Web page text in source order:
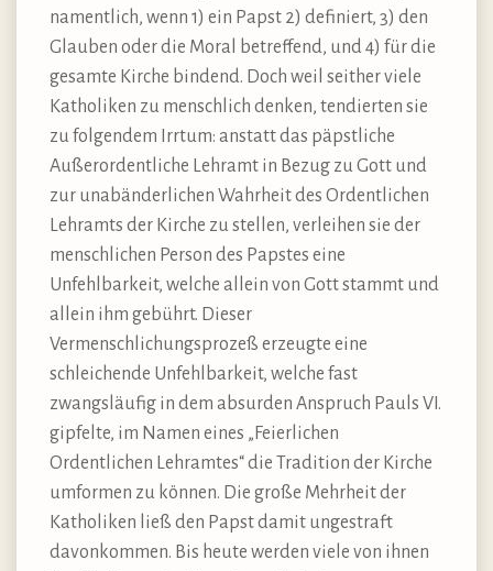
namentlich, wenn 1) ein Papst 2) definiert, 3) den
Glauben oder die Moral betreffend, und 4) für die
gesamte Kirche bindend. Doch weil seither viele
Katholiken zu menschlich denken, tendierten sie
zu folgendem Irrtum: anstatt das päpstliche
Außerordentliche Lehramt in Bezug zu Gott und
zur unabänderlichen Wahrheit des Ordentlichen
Lehramts der Kirche zu stellen, verleihen sie der
menschlichen Person des Papstes eine
Unfehlbarkeit, welche allein von Gott stammt und
allein ihm gebührt. Dieser
Vermenschlichungsprozeß erzeugte eine
schleichende Unfehlbarkeit, welche fast
zwangsläufig in dem absurden Anspruch Pauls VI.
gipfelte, im Namen eines „Feierlichen
Ordentlichen Lehramtes“ die Tradition der Kirche
umformen zu können. Die große Mehrheit der
Katholiken ließ den Papst damit ungestraft
davonkommen. Bis heute werden viele von ihnen